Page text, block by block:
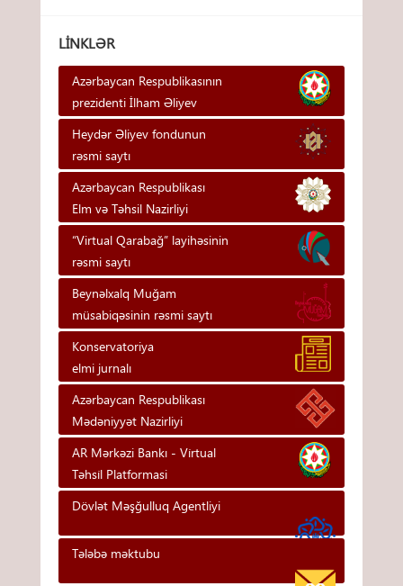
LINKLƏR
Azərbaycan Respublikasının
prezidenti İlham Əliyev
Heydər Əliyev fondunun
rəsmi saytı
Azərbaycan Respublikası
Elm və Təhsil Nazirliyi
“Virtual Qarabağ” layihəsinin
rəsmi saytı
Beynəlxalq Muğam
müsabiqəsinin rəsmi saytı
Konservatoriya
elmi jurnalı
Azərbaycan Respublikası
Mədəniyyət Nazirliyi
AR Mərkəzi Bankı - Vi̇rtual
Təhsi̇l Platformasi
Dövlət Məşğulluq Agentliyi
Tələbə məktubu